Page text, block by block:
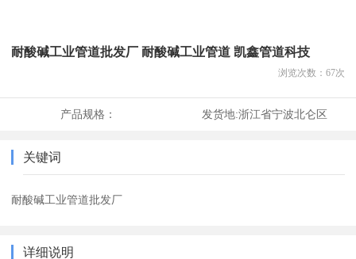
耐酸碱工业管道批发厂 耐酸碱工业管道 凯鑫管道科技
浏览次数： 67次
产品规格： 发货地:浙江省宁波北仑区
关键词
耐酸碱工业管道批发厂
详细说明